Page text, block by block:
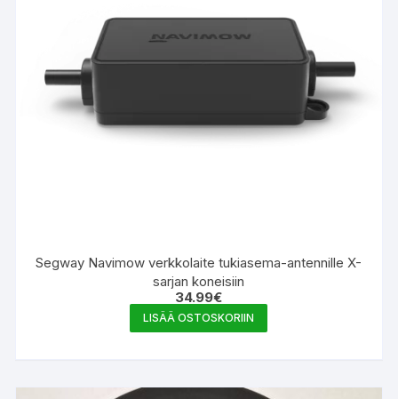
Segway Navimow verkkolaite tukiasema-antennille X-
sarjan koneisiin
34.99€
LISÄÄ OSTOSKORIIN